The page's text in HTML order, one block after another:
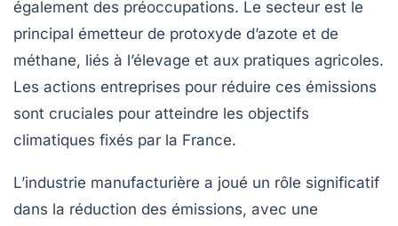
également des préoccupations. Le secteur est le
principal émetteur de protoxyde d’azote et de
méthane, liés à l’élevage et aux pratiques agricoles.
Les actions entreprises pour réduire ces émissions
sont cruciales pour atteindre les objectifs
climatiques fixés par la France.
L’industrie manufacturière a joué un rôle significatif
dans la réduction des émissions, avec une